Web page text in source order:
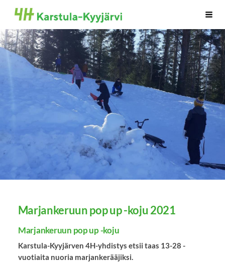
Siirry
sivun
sisältöön
Karstula-Kyyjärven 4H-yhdistys
Marjankeruun pop up -koju 2021
Marjankeruun pop up -koju
Karstula-Kyyjärven 4H-yhdistys etsii taas 13-28 -
vuotiaita nuoria marjankerääjiksi.